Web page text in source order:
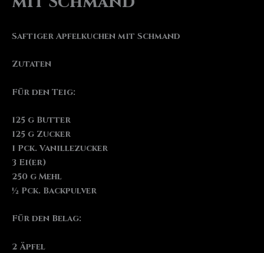
Saftiger Apfelkuchen mit Schmand
Zutaten
Für den Teig:
125 g Butter
125 g Zucker
1 Pck. Vanillezucker
3 Ei(er)
250 g Mehl
½ Pck. Backpulver
Für den Belag:
2 Äpfel